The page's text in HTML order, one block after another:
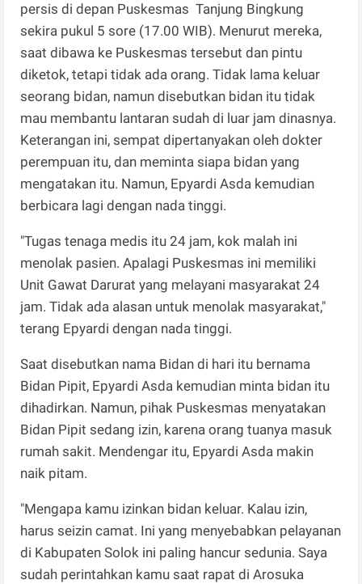
persis di depan Puskesmas Tanjung Bingkung
sekira pukul 5 sore (17.00 WIB). Menurut mereka,
saat dibawa ke Puskesmas tersebut dan pintu
diketok, tetapi tidak ada orang. Tidak lama keluar
seorang bidan, namun disebutkan bidan itu tidak
mau membantu lantaran sudah di luar jam dinasnya.
Keterangan ini, sempat dipertanyakan oleh dokter
perempuan itu, dan meminta siapa bidan yang
mengatakan itu. Namun, Epyardi Asda kemudian
berbicara lagi dengan nada tinggi.
"Tugas tenaga medis itu 24 jam, kok malah ini
menolak pasien. Apalagi Puskesmas ini memiliki
Unit Gawat Darurat yang melayani masyarakat 24
jam. Tidak ada alasan untuk menolak masyarakat,"
terang Epyardi dengan nada tinggi.
Saat disebutkan nama Bidan di hari itu bernama
Bidan Pipit, Epyardi Asda kemudian minta bidan itu
dihadirkan. Namun, pihak Puskesmas menyatakan
Bidan Pipit sedang izin, karena orang tuanya masuk
rumah sakit. Mendengar itu, Epyardi Asda makin
naik pitam.
"Mengapa kamu izinkan bidan keluar. Kalau izin,
harus seizin camat. Ini yang menyebabkan pelayanan
di Kabupaten Solok ini paling hancur sedunia. Saya
sudah perintahkan kamu saat rapat di Arosuka